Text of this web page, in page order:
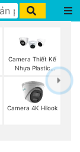
Camera Thiết Kế
Nhựa Plastic
Camera 4K Hilook